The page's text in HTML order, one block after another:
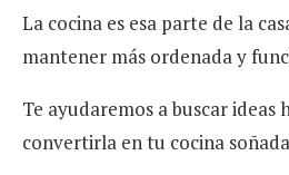
La cocina es esa parte de la
mantener más ordenada y
Te ayudaremos a buscar ideas
convertirla en tu cocina